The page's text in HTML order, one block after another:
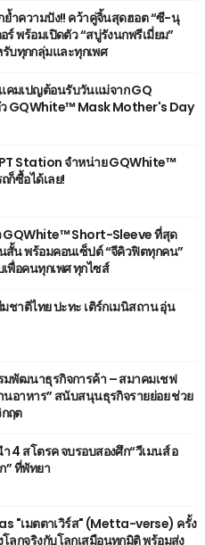
ย้ำความปัง!! คว้าคู่จิ้นสุดฮอต “ซี-นุ
พร้อมเปิดตัว “สบู่รังนกพรีเมี่ยม”
บทุกกลุ่มและทุกเพศ
มเปญต้อนรับวันแม่จาก GQ
GQWhite™ Mask Mother's Day
Station จำหน่าย GQWhite™
ก็ซื้อได้เลย!
GQWhite™ Short-Sleeve ที่สุด
สั้น พร้อมคอนเซ็ปต์ “จีคิวฟิตทุกคน”
พื่อคนทุกเพศ ทุกไซส์
ชาติไทย ปะทะ เติร์กเมนิสถาน อุ่น
มพัฒนาธุรกิจการค้า – สมาคมเชฟ
นอาหาร” สนับสนุนธุรกิจรายย่อย ช่วย
ฤต
4 สโตรค จบรอบสองศึก“วีเมนส์ อ
” ที่พัทยา
"เมตตาเวิร์ส" (Metta-verse) ครั้ง
ลกจริงกับโลกเสมือนทุกมิติ พร้อมส่ง